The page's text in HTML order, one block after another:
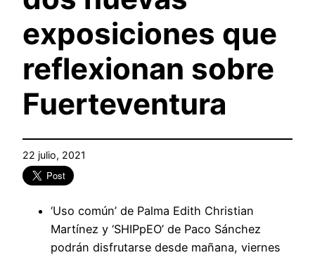
exposiciones que
reflexionan sobre
Fuerteventura
22 julio, 2021
‘Uso común’ de Palma Edith Christian
Martínez y ‘SHIPpEO’ de Paco Sánchez
podrán disfrutarse desde mañana, viernes